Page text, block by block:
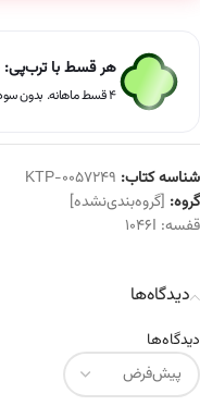
هر قسط با ترب‌پی:
۴ قسط ماهانه. بدون سود، چک و ضامن.
شناسه کتاب: KTP-0057249
گروه: [گروه‌بندی‌نشده]
قفسه: 1046I
دیدگاه‌ها
دیدگاه‌ها